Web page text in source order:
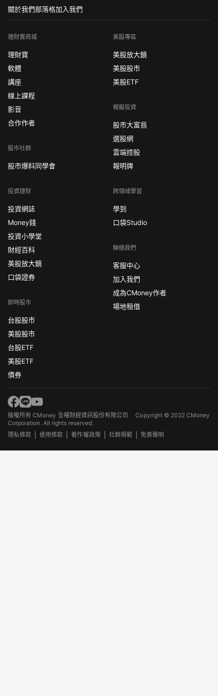
關於我們部落格加入我們
理財寶商城
理財寶
軟體
講座
線上課程
影音
合作作者
股市社群
股市爆料同學會
投資理財
投資網誌
Money錢
投資小學堂
財經百科
美股放大鏡
口袋證券
即時股市
台股股市
美股股市
台股ETF
美股ETF
債券
美股專區
美股放大鏡
美股股市
美股ETF
模擬投資
股市大富翁
選股網
雲端控股
報明牌
跨領域學習
學到
口袋Studio
聯絡我們
客服中心
加入我們
成為CMoney作者
場地租借
版權所有 CMoney 全曜財經資訊股份有限公司Copyright © 2022 CMoney
Corporation. All rights reserved.
隱私條款
使用條款 著作權政策 社群規範 免責聲明